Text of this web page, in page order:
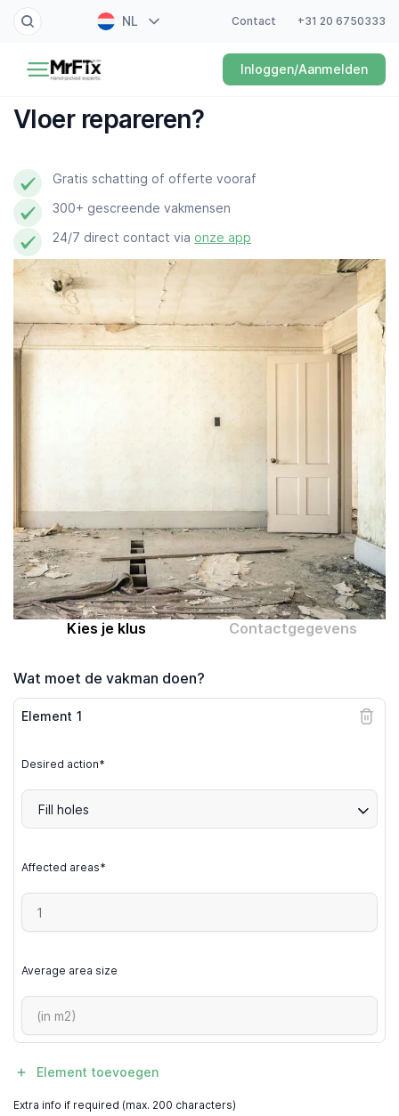
NL
ES
Contact +31 20 6750333
Inloggen/Aanmelden
Schilder
Elektricien
Loodgieter
Slotenmaker
Witgoedmonteur
Hovenier
Schoonmaker
Computer expert
Over MrFix
Log in als vakman
Vloer repareren?
Gratis schatting of offerte vooraf
300+ gescreende vakmensen
24/7 direct contact via onze app
Kies je klus Contactgegevens
Wat moet de vakman doen?
Element 1
Desired action*
Fill holes
Affected areas*
Average area size
Element toevoegen
Extra info if required (max. 200 characters)